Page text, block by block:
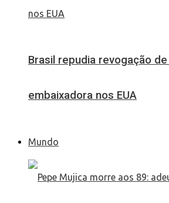
Brasil repudia revogação
embaixadora nos EUA
Mundo